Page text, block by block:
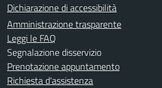
Dichiarazione di accessibilità
Amministrazione trasparente
Leggi le FAQ
Segnalazione disservizio
Prenotazione appuntamento
Richiesta d'assistenza